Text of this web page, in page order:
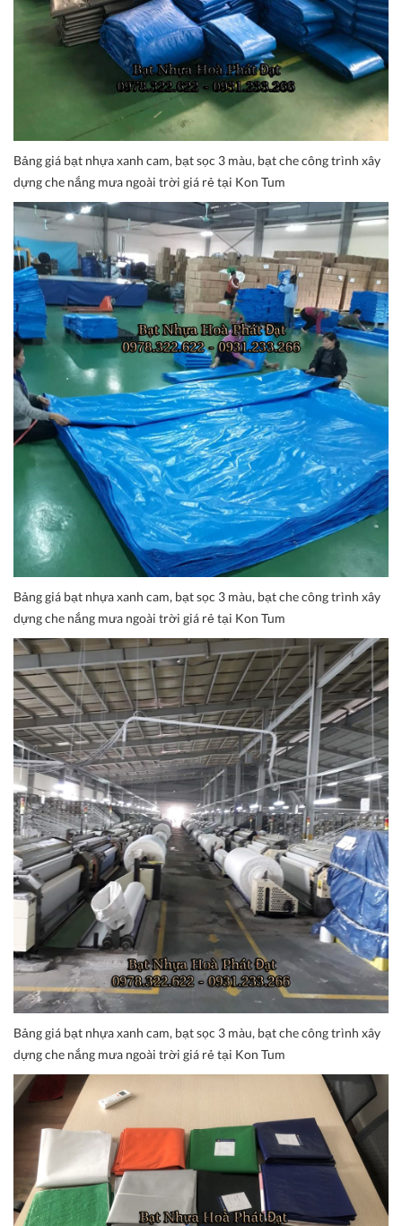
Bảng giá bạt nhựa xanh cam, bạt sọc 3 màu, bạt che công trình xây
dựng che nắng mưa ngoài trời giá rẻ tại Kon Tum
Bảng giá bạt nhựa xanh cam, bạt sọc 3 màu, bạt che công trình xây
dựng che nắng mưa ngoài trời giá rẻ tại Kon Tum
Bảng giá bạt nhựa xanh cam, bạt sọc 3 màu, bạt che công trình xây
dựng che nắng mưa ngoài trời giá rẻ tại Kon Tum